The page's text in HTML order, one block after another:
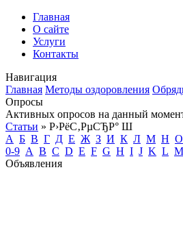
Главная
О сайте
Услуги
Контакты
Навигация
Главная Методы оздоровления
Опросы
Активных опросов на данный
Статьи » Р›РёС‚РµСЂР° Ш
А Б В Г Д Е Ж З И К Л М Н О
0-9 A B C D E F G H I J K L M
Объявления